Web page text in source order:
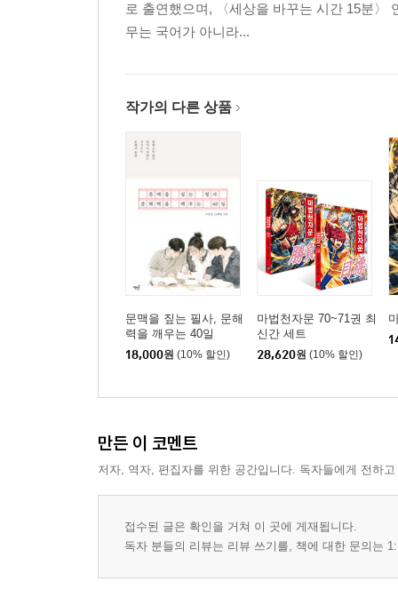
로 출연했으며, 〈세상을 바꾸는 시간 15분〉
무는 국어가 아니라...
작가의 다른 상품
문맥을 짚는 필사, 문해
력을 깨우는 40일
18,000원 (10% 할인)
마법천자문 70~71권 최
신간 세트
28,620원 (10% 할인)
만든 이 코멘트
저자, 역자, 편집자를 위한 공간입니다. 독자들에게 전하
접수된 글은 확인을 거쳐 이 곳에 게재됩니다.
독자 분들의 리뷰는 리뷰 쓰기를, 책에 대한 문의는